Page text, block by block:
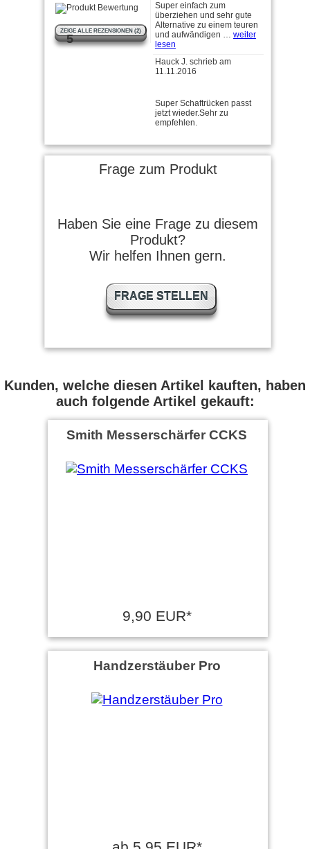
5
ZEIGE ALLE REZENSIONEN (2)
Super einfach zum
überziehen und sehr gute
Alternative zu einem teuren
und aufwändigen … weiter
lesen
Hauck J. schrieb am
11.11.2016
Super Schaftrücken passt
jetzt wieder.Sehr zu
empfehlen.
Frage zum Produkt
Haben Sie eine Frage zu diesem
Produkt?
Wir helfen Ihnen gern.
FRAGE STELLEN
Kunden, welche diesen Artikel kauften, haben
auch folgende Artikel gekauft:
Smith Messerschärfer CCKS
9,90 EUR*
Handzerstäuber Pro